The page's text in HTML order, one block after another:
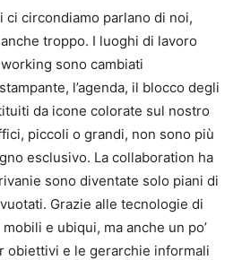
ci circondiamo parlano di noi,
troppo. I luoghi di lavoro
sono cambiati
l’agenda, il blocco degli
da icone colorate sul nostro
piccoli o grandi, non sono più
esclusivo. La collaboration ha
sono diventate solo piani di
Grazie alle tecnologie di
e ubiqui, ma anche un po’
obiettivi e le gerarchie informali